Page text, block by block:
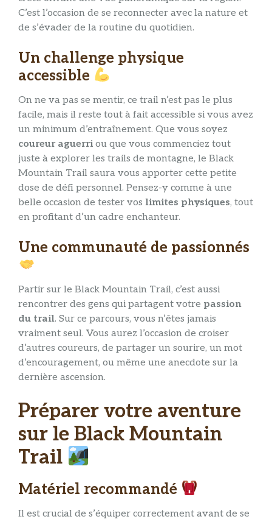
C’est l’occasion de se reconnecter avec la nature et
de s’évader de la routine du quotidien.
Un challenge physique
accessible
On ne va pas se mentir, ce trail n’est pas le plus
facile, mais il reste tout à fait accessible si vous avez
un minimum d’entraînement. Que vous soyez
coureur aguerri ou que vous commenciez tout
juste à explorer les trails de montagne, le Black
Mountain Trail saura vous apporter cette petite
dose de défi personnel. Pensez-y comme à une
belle occasion de tester vos limites physiques, tout
en profitant d’un cadre enchanteur.
Une communauté de passionnés
Partir sur le Black Mountain Trail, c’est aussi
rencontrer des gens qui partagent votre passion
du trail. Sur ce parcours, vous n’êtes jamais
vraiment seul. Vous aurez l’occasion de croiser
d’autres coureurs, de partager un sourire, un mot
d’encouragement, ou même une anecdote sur la
dernière ascension.
Préparer votre aventure
sur le Black Mountain
Trail
Matériel recommandé
Il est crucial de s’équiper correctement avant de se